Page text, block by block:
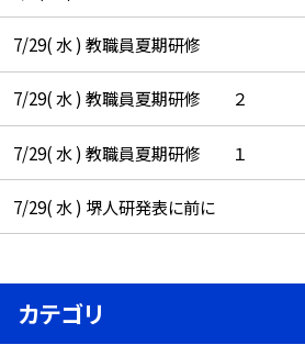
7/29( 水 ) 教職員夏期研修
7/29( 水 ) 教職員夏期研修 ２
7/29( 水 ) 教職員夏期研修 １
7/29( 水 ) 堺人研発表に前に
カテゴリ